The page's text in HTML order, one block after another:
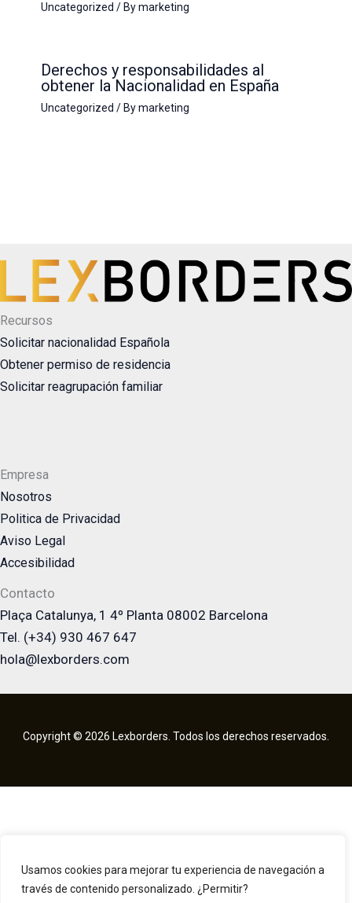
Usamos cookies para mejorar tu experiencia de navegación a
través de contenido personalizado. ¿Permitir?
Uncategorized / Bymarketing
Derechos y responsabilidades al
obtener la Nacionalidad en España
Uncategorized / Bymarketing
Recursos
Solicitar nacionalidad Española
Obtener permiso de residencia
Solicitar reagrupación familiar
Empresa
Nosotros
Politica de Privacidad
Aviso Legal
Accesibilidad
Contacto
Plaça Catalunya, 1 4º Planta 08002 Barcelona
Tel. (+34) 930 467 647
hola@lexborders.com
Copyright © 2026 Lexborders. Todos los derechos reservados.